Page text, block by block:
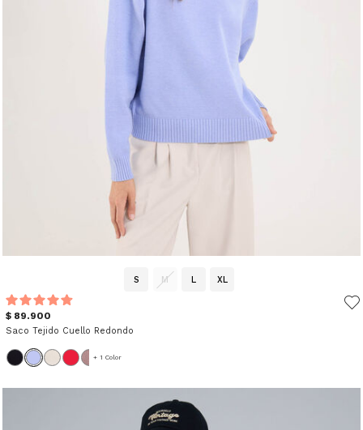
S M L XL
$ 89.900
Saco Tejido Cuello Redondo
+ 1 Color